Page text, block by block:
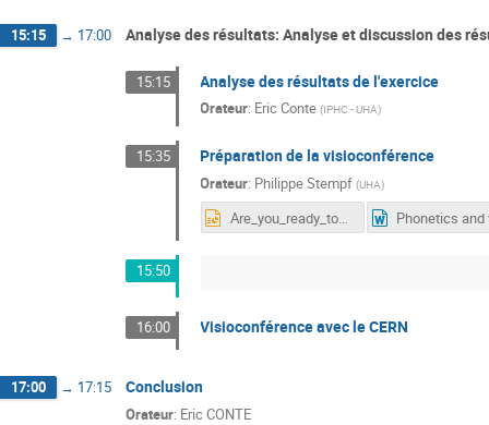
15:15 → 17:00 Analyse des résultats: Analyse et discussion des
15:15 Analyse des résultats de l'exercice
Orateur: Eric Conte (IPHC - UHA)
15:35 Préparation de la visioconférence
Orateur: Philippe Stempf (UHA)
Are_you_ready_to_speak_English-23.pptx
15:50
16:00 Visioconférence avec le CERN
17:00 → 17:15 Conclusion
Orateur: Eric CONTE